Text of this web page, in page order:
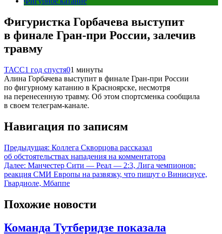
Фигуристка Горбачева выступит
в финале Гран-при России, залечив
травму
ТАСС1 год спустя01 минуты
Алина Горбачева выступит в финале Гран-при России
по фигурному катанию в Красноярске, несмотря
на перенесенную травму. Об этом спортсменка сообщила
в своем телеграм-канале.
Навигация по записям
Предыдущая: Коллега Скворцова рассказал
об обстоятельствах нападения на комментатора
Далее: Манчестер Сити — Реал — 2:3, Лига чемпионов:
реакция СМИ Европы на развязку, что пишут о Винисиусе,
Гвардиоле, Мбаппе
Похожие новости
Команда Тутберидзе показала